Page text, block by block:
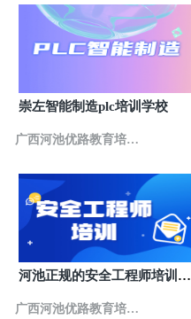
学校
崇左智能制造plc培训学校
广西河池优路教育培训
学校
河池正规的安全工程师培训机
广西河池优路教育培训